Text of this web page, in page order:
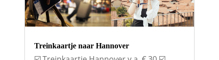
Treinkaartje naar Hannover